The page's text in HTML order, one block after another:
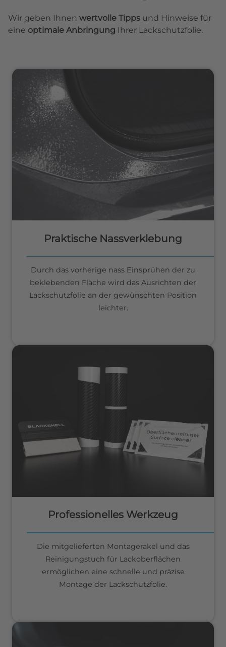
Wir geben Ihnen wertvolle Tipps und Hinweise für
eine optimale Anbringung Ihrer Lackschutzfolie.
Praktische Nassverklebung
Durch das vorherige nass Einsprühen der zu
beklebenden Fläche wird das Ausrichten der
Lackschutzfolie an der gewünschten Position
leichter.
Professionelles Werkzeug
Die mitgelieferten Montagerakel und das
Reinigungstuch für Lackoberflächen
ermöglichen eine schnelle und präzise
Montage der Lackschutzfolie.